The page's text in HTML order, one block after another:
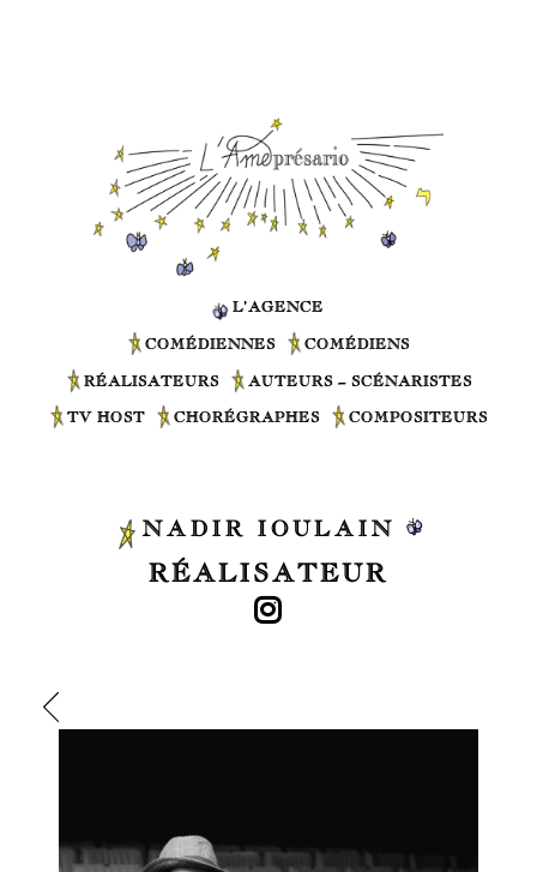
L’AGENCE
COMÉDIENNES COMÉDIENS
RÉALISATEURS AUTEURS – SCÉNARISTES
TV HOST CHORÉGRAPHES COMPOSITEURS
NADIR IOULAIN
RÉALISATEUR